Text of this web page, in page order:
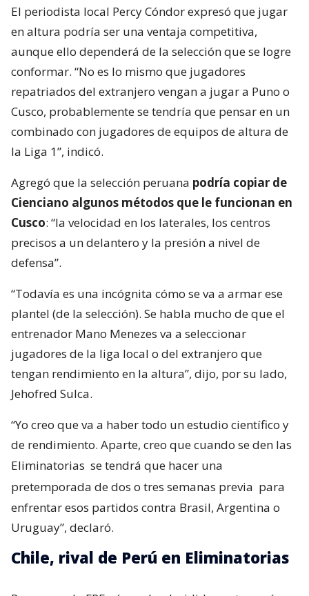
El periodista local Percy Cóndor expresó que jugar
en altura podría ser una ventaja competitiva,
aunque ello dependerá de la selección que se logre
conformar. “No es lo mismo que jugadores
repatriados del extranjero vengan a jugar a Puno o
Cusco, probablemente se tendría que pensar en un
combinado con jugadores de equipos de altura de
la Liga 1”, indicó.
Agregó que la selección peruana podría copiar de
Cienciano algunos métodos que le funcionan en
Cusco: “la velocidad en los laterales, los centros
precisos a un delantero y la presión a nivel de
defensa”.
“Todavía es una incógnita cómo se va a armar ese
plantel (de la selección). Se habla mucho de que el
entrenador Mano Menezes va a seleccionar
jugadores de la liga local o del extranjero que
tengan rendimiento en la altura”, dijo, por su lado,
Jehofred Sulca.
“Yo creo que va a haber todo un estudio científico y
de rendimiento. Aparte, creo que cuando se den las
Eliminatorias se tendrá que hacer una
pretemporada de dos o tres semanas previa para
enfrentar esos partidos contra Brasil, Argentina o
Uruguay”, declaró.
Chile, rival de Perú en Eliminatorias